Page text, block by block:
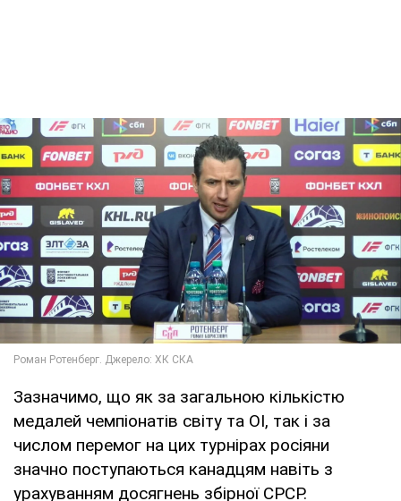
Зазначимо, що як за загальною кількістю
медалей чемпіонатів світу та ОІ, так і за
числом перемог на цих турнірах росіяни
значно поступаються канадцям навіть з
урахуванням досягнень збірної СРСР.